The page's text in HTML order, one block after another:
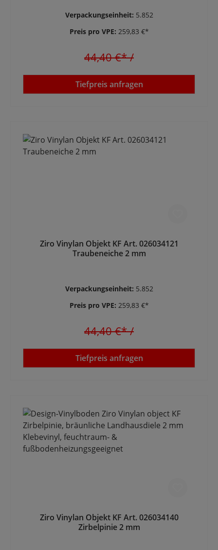
Verpackungseinheit: 5.852
Preis pro VPE: 259,83 €*
44,40 €*/
Tiefpreis anfragen
Ziro Vinylan Objekt KF Art. 026034121
Traubeneiche 2 mm
Verpackungseinheit: 5.852
Preis pro VPE: 259,83 €*
44,40 €*/
Tiefpreis anfragen
Ziro Vinylan Objekt KF Art. 026034140
Zirbelpinie 2 mm